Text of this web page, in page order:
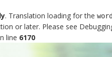
. Translation loading for the
or later. Please see
line 6170